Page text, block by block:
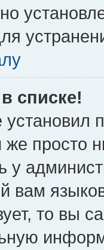
списке!
просто
у
вам
то вы